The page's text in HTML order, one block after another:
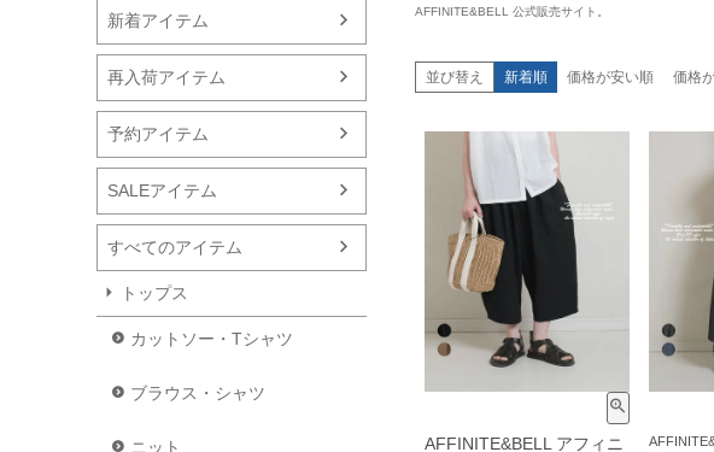
新着アイテム
再入荷アイテム
予約アイテム
SALEアイテム
すべてのアイテム
トップス
カットソー・Tシャツ
ブラウス・シャツ
ニット
AFFINITE&BELL 公式販売サイト。
並び替え 新着順 価格が安い順 価格
AFFINITE&BELL アフィニ